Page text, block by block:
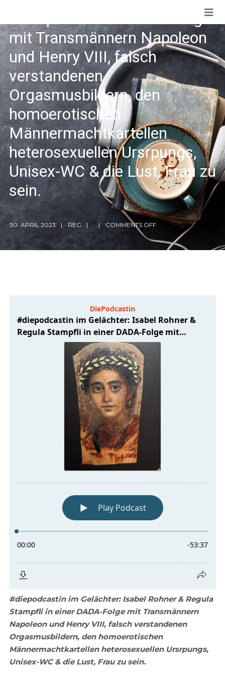
Stampfli in einer DADA-Folge
mit Transmännern Napoleon
und Henry VIII, falsch
verstandenen
Orgasmusbildern, den
homoerotischen
Männermachtkartellen
heterosexuellen Ursrpungs,
Unisex-WC & die Lust, Frau zu
sein.
30. APRIL 2023 REG COMMENTS OFF
#diepodcastin im Gelächter: Isabel Rohner & Regula
Stampfli in einer DADA-Folge mit Transmännern
Napoleon und Henry VIII, falsch verstandenen
Orgasmusbildern, den homoerotischen
Männermachtkartellen heterosexuellen Ursrpungs,
Unisex-WC & die Lust, Frau zu sein.